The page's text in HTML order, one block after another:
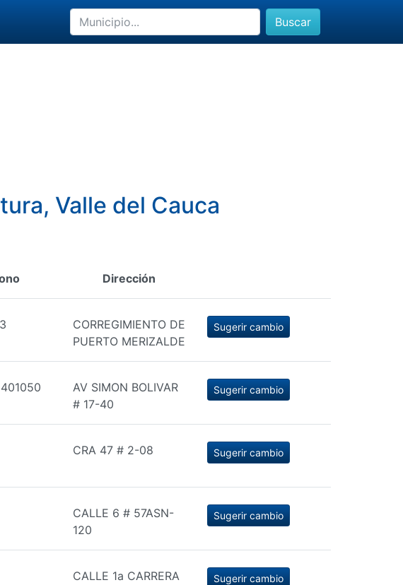
Buscar
Valle del Cauca
Dirección
CORREGIMIENTO DE
PUERTO MERIZALDE
Sugerir cambio
AV SIMON BOLIVAR
# 17-40
Sugerir cambio
CRA 47 # 2-08 Sugerir cambio
CALLE 6 # 57ASN-
120
Sugerir cambio
CALLE 1a CARRERA
Sugerir cambio